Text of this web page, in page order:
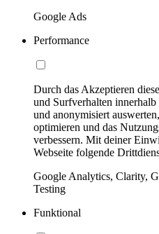
Google Ads
Performance
Durch das Akzeptieren
und Surfverhalten
und anonymisiert
optimieren und das
verbessern. Mit deiner
Webseite folgende
Google Analytics, Clarity,
Testing
Funktional